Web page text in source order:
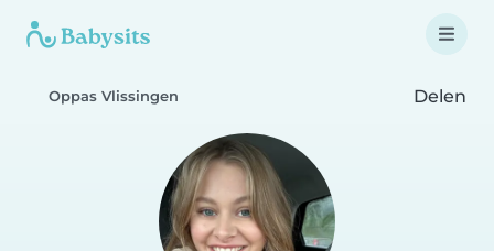
Oppas Vlissingen Delen